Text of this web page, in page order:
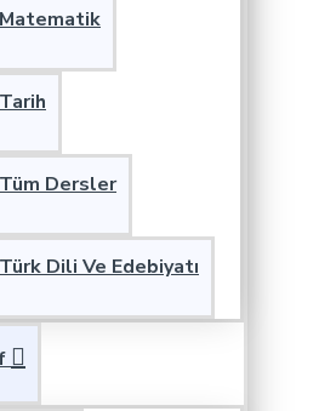
Matematik
Tarih
Tüm Dersler
Türk Dili Ve Edebiyatı